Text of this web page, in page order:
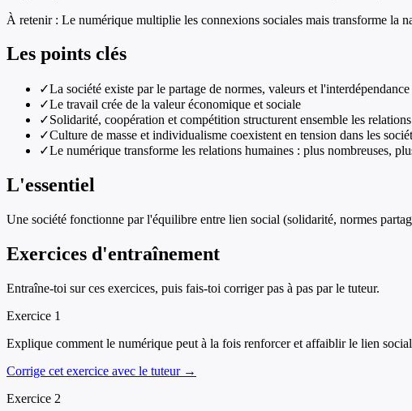
À retenir : Le numérique multiplie les connexions sociales mais transforme la
Les points clés
✓La société existe par le partage de normes, valeurs et l'interdépendance
✓Le travail crée de la valeur économique et sociale
✓Solidarité, coopération et compétition structurent ensemble les
✓Culture de masse et individualisme coexistent en tension dans les
✓Le numérique transforme les relations humaines : plus nombreuses,
L'essentiel
Une société fonctionne par l'équilibre entre lien social (solidarité, normes
Exercices d'entraînement
Entraîne-toi sur ces exercices, puis fais-toi corriger pas à pas par le tuteur.
Exercice 1
Explique comment le numérique peut à la fois renforcer et affaiblir le lien
Corrige cet exercice avec le tuteur →
Exercice 2